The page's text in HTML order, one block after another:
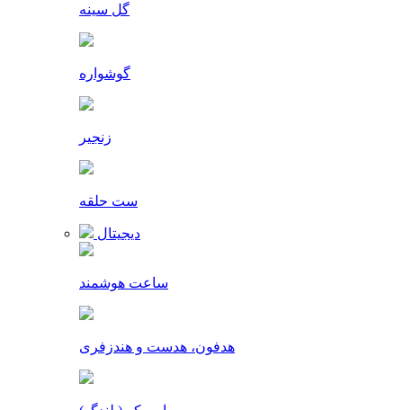
گل سینه
گوشواره
زنجیر
ست حلقه
دیجیتال
ساعت هوشمند
هدفون، هدست و هندزفری